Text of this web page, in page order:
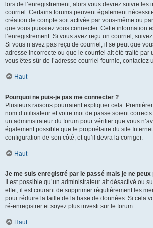
lors de l’enregistrement, alors vous devrez suivre les
courriel. Certains forums peuvent également
création de compte soit activée par vous-même ou
que vous puissiez vous connecter. Cette information
l’enregistrement. Si vous avez reçu un courriel,
Si vous n’avez pas reçu de courriel, il se peut que
adresse incorrecte ou que le courriel ait été traité par
vous êtes sûr de l’adresse courriel fournie, contactez
Haut
Pourquoi ne puis-je pas me connecter ?
Plusieurs raisons pourraient expliquer cela.
nom d’utilisateur et votre mot de passe soient
un administrateur du forum pour vérifier que vous
également possible que le propriétaire du site
configuration de son côté, et qu’il devra la corriger.
Haut
Je me suis enregistré par le passé mais je ne
Il est possible qu’un administrateur ait désactivé ou
effet, il est courant de supprimer régulièrement les
pour réduire la taille de la base de données. Si cela
ré-enregistrer et soyez plus investi sur le forum.
Haut